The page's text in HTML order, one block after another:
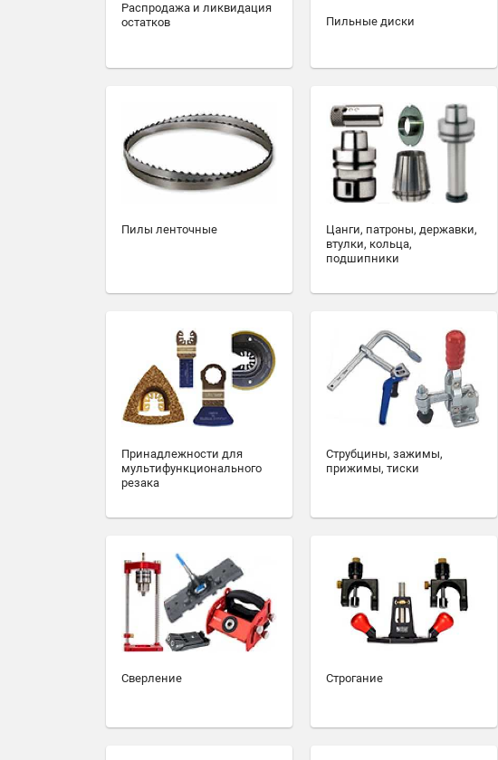
Распродажа и ликвидация
остатков
Пильные диски
Пилы ленточные
Цанги, патроны, державки,
втулки, кольца,
подшипники
Принадлежности для
мультифункционального
резака
Струбцины, зажимы,
прижимы, тиски
Сверление Строгание